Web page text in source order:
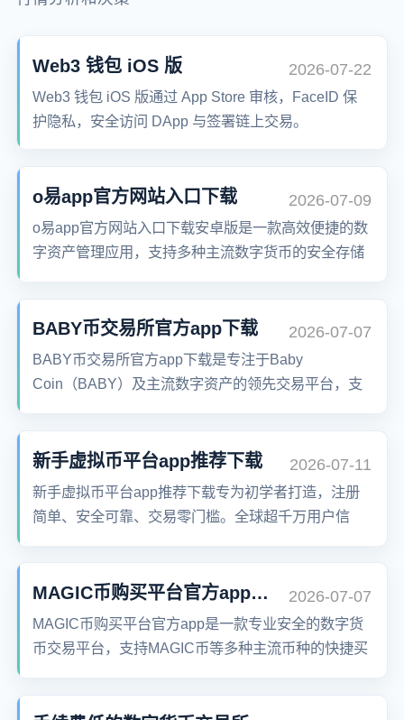
Web3 钱包 iOS 版 2026-07-22
Web3 钱包 iOS 版通过 App Store 审核，FaceID 保
护隐私，安全访问 DApp 与签署链上交易。
o易app官方网站入口下载 2026-07-09
o易app官方网站入口下载安卓版是一款高效便捷的数
字资产管理应用，支持多种主流数字货币的安全存储
产理财等一站式服务。界面简洁、操作流畅，保障用
户资产安全的同时，带来极致的交易体验。随时随地
掌握市场动态，轻松管理您的数字财富。
BABY币交易所官方app下载 2026-07-07
BABY币交易所官方app下载是专注于Baby
Coin（BABY）及主流数字资产的领先交易平台，支
现货、杠杆、合约与NFT交易，提供安全稳定、低延
迟的交易体验。
新手虚拟币平台app推荐下载 2026-07-11
新手虚拟币平台app推荐下载专为初学者打造，注册
简单、安全可靠、交易零门槛。全球超千万用户信
MAGIC币购买平台官方app下载 2026-07-07
MAGIC币购买平台官方app是一款专业安全的数字货
币交易平台，支持MAGIC币等多种主流币种的快捷买
友好的操作界面，打造全球用户信赖的一站式区块链